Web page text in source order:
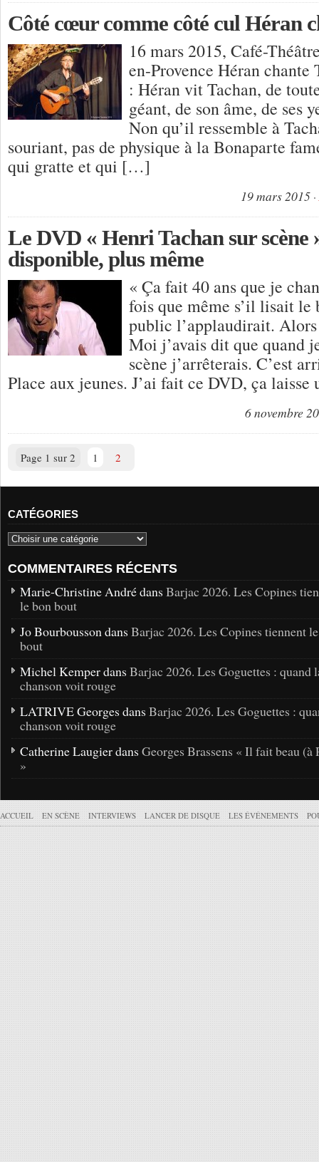
Côté cœur comme côté cul Héran
16 mars 2015, Café-
en-Provence Héran
: Héran vit Tachan, de
géant, de son âme, de ses
Non qu’il ressemble à
souriant, pas de physique à la Bonaparte
qui gratte et qui […]
19 mars 2015
Le DVD « Henri Tachan sur scène
disponible, plus même
« Ça fait 40 ans que je
fois que même s’il lisait le
public l’applaudirait.
Moi j’avais dit que quand
scène j’arrêterais. C’est
Place aux jeunes. J’ai fait ce DVD, ça
6 novembre
Page 1 sur 2 1 2
CATÉGORIES
COMMENTAIRES RÉCENTS
Marie-Christine André dans Barjac 2026. Les Copines
le bon bout
Jo Bourbousson dans Barjac 2026. Les Copines tiennent
bout
Michel Kemper dans Barjac 2026. Les Goguettes : quand
chanson voit rouge
LATRIVE Georges dans Barjac 2026. Les Goguettes :
chanson voit rouge
Catherine Laugier dans Georges Brassens « Il fait beau (à
»
ACCUEIL EN SCÈNE INTERVIEWS LANCER DE DISQUE LES ÉVÉNEMENTS